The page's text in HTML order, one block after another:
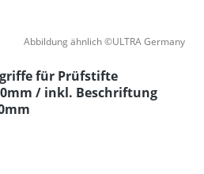
Abbildung ähnlich ©ULTRA Germany
für Prüfstifte
/ inkl. Beschriftung